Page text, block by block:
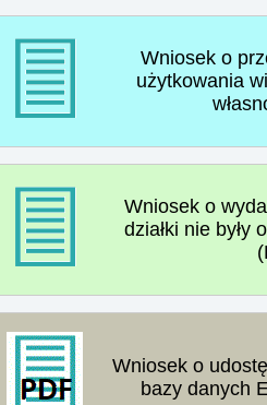
Wniosek o
użytkowania
Wniosek o
działki nie były
Wniosek o
bazy danych